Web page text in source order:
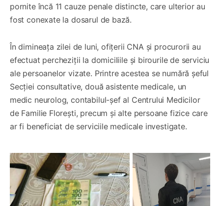
pornite încă 11 cauze penale distincte, care ulterior au
fost conexate la dosarul de bază.
În dimineața zilei de luni, ofițerii CNA și procurorii au
efectuat percheziții la domiciliile și birourile de serviciu
ale persoanelor vizate. Printre acestea se numără șeful
Secției consultative, două asistente medicale, un
medic neurolog, contabilul-șef al Centrului Medicilor
de Familie Florești, precum și alte persoane fizice care
ar fi beneficiat de serviciile medicale investigate.